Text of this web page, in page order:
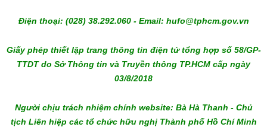
Điện thoại: (028) 38.292.060 - Email: hufo@tphcm.gov.vn
Giấy phép thiết lập trang thông tin điện tử tổng hợp số 58/GP-
TTDT do Sở Thông tin và Truyền thông TP.HCM cấp ngày
03/8/2018
Người chịu trách nhiệm chính website: Bà Hà Thanh - Chủ
tịch Liên hiệp các tổ chức hữu nghị Thành phố Hồ Chí Minh